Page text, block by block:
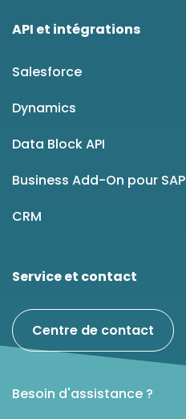
API et intégrations
Salesforce
Dynamics
Data Block API
Business Add-On pour SAP
CRM
Service et contact
Centre de contact
Besoin d'assistance ?